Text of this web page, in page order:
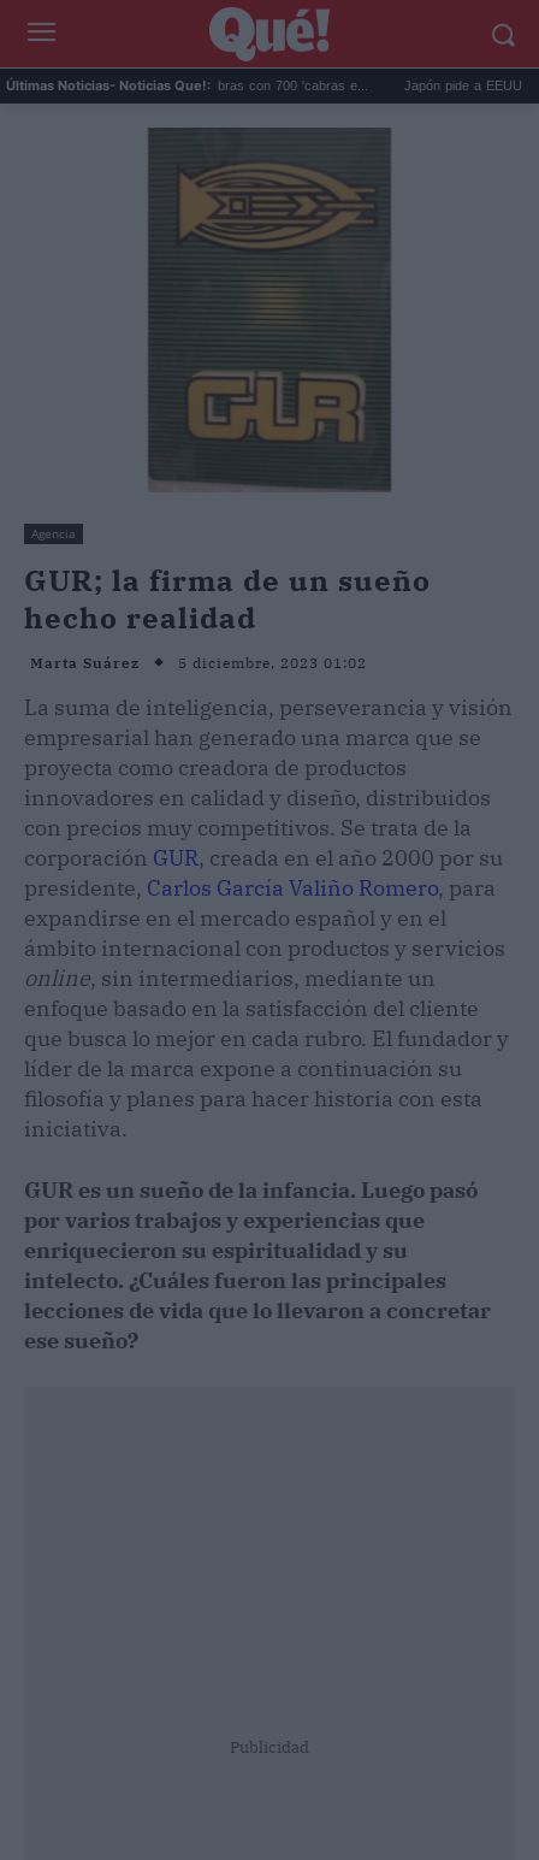
Últimas Noticias- Noticias Que!:
eliminó 140.000 cabras con 700 'cabras e... Japón pide a EEUU que deje
Agencia
GUR; la firma de un sueño
hecho realidad
Marta Suárez 5 diciembre, 2023 01:02
La suma de inteligencia, perseverancia y visión
empresarial han generado una marca que se
proyecta como creadora de productos
innovadores en calidad y diseño, distribuidos
con precios muy competitivos. Se trata de la
corporación GUR, creada en el año 2000 por su
presidente, Carlos García Valiño Romero, para
expandirse en el mercado español y en el
ámbito internacional con productos y servicios
online, sin intermediarios, mediante un
enfoque basado en la satisfacción del cliente
que busca lo mejor en cada rubro. El fundador y
líder de la marca expone a continuación su
filosofía y planes para hacer historia con esta
iniciativa.
GUR es un sueño de la infancia. Luego pasó
por varios trabajos y experiencias que
enriquecieron su espiritualidad y su
intelecto. ¿Cuáles fueron las principales
lecciones de vida que lo llevaron a concretar
ese sueño?
Publicidad